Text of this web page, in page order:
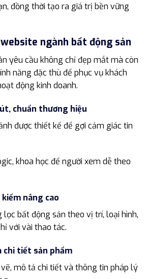
đồng thời tạo ra giá trị bền vững
ngành bất động sản
yêu cầu không chỉ đẹp mắt mà còn
năng đặc thù để phục vụ khách
động kinh doanh.
chuẩn thương hiệu
được thiết kế để gợi cảm giác tin
khoa học để người xem dễ theo
nâng cao
lọc bất động sản theo vị trí, loại hình,
với vài thao tác.
chi tiết sản phẩm
vẽ, mô tả chi tiết và thông tin pháp lý